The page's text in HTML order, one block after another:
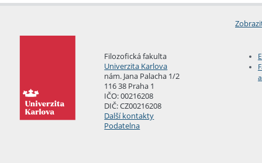
Filozofická fakulta
Univerzita Karlova
nám. Jana Palacha 1/2
116 38 Praha 1
IČO: 00216208
DIČ: CZ00216208
Další kontakty
Podatelna